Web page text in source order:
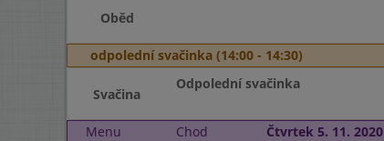
Oběd
odpolední svačinka (14:00 - 14:30)
Svačina
Odpolední svačinka
Menu Chod Čtvrtek 5. 11. 2020